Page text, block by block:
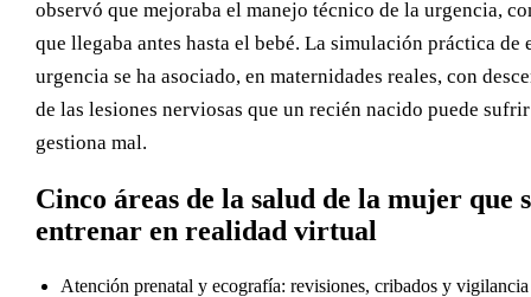
observó que mejoraba el manejo técnico de la urgencia,
que llegaba antes hasta el bebé. La simulación práctica de
urgencia se ha asociado, en maternidades reales, con
de las lesiones nerviosas que un recién nacido puede
gestiona mal.
Cinco áreas de la salud de la mujer que
entrenar en realidad virtual
Atención prenatal y ecografía: revisiones, cribados y